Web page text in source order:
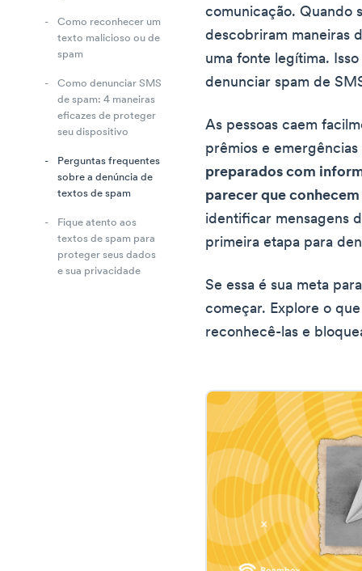
Como reconhecer um
texto malicioso ou de
spam
Como denunciar SMS
de spam: 4 maneiras
eficazes de proteger
seu dispositivo
Perguntas frequentes
sobre a denúncia de
textos de spam
Fique atento aos
textos de spam para
proteger seus dados
e sua privacidade
comunicação. Quando
descobriram maneiras
uma fonte legítima.
denunciar spam de
As pessoas caem
prêmios e
preparados com
parecer que
identificar mensagens
primeira etapa para
Se essa é sua meta
começar. Explore o
reconhecê-las e